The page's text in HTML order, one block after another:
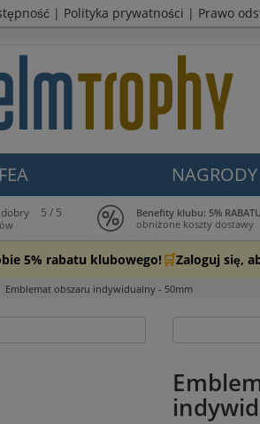
| Polityka prywatności | Prawo
5 / 5
Benefity klubu: 5% RABATU
obniżone koszty dostawy
5% rabatu klubowego! 🛒Zaloguj się,
Emblemat obszaru indywidualny - 50mm